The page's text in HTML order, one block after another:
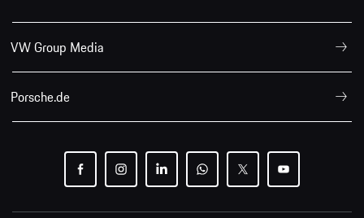
VW Group Media
Porsche.de